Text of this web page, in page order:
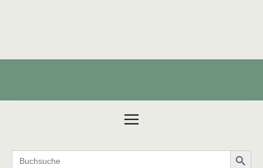
Search
for:
Search